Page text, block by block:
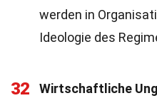
werden in
Ideologie des
32 Wirtschaftliche